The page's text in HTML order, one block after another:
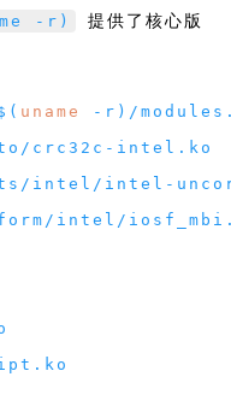
-r)
提供了核心版
( uname - r )/ modules
/ crc32c - intel . ko
/ intel / intel -
/ intel / iosf_mbi
. ko